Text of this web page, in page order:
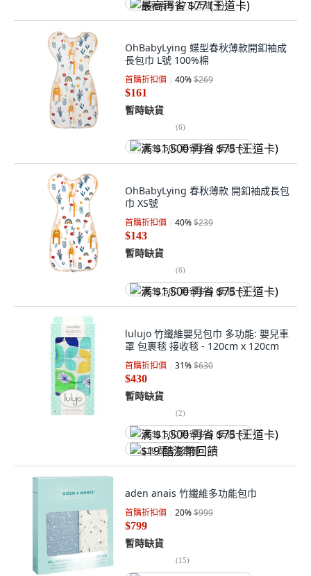
最高再省 $77 (王道卡)
OhBabyLying 蝶型春秋薄款開釦袖成
長包巾 L號 100%棉
首購折扣價 40%$269
$161
暫時缺貨
(6)
满 $1,500 再省 $75 (王道卡)
OhBabyLying 春秋薄款 開釦袖成長包
巾 XS號
首購折扣價 40%$239
$143
暫時缺貨
(6)
满 $1,500 再省 $75 (王道卡)
lulujo 竹纖維嬰兒包巾 多功能: 嬰兒車
罩 包裹毯 接收毯 - 120cm x 120cm
首購折扣價 31%$630
$430
暫時缺貨
(2)
满 $1,500 再省 $75 (王道卡)
$19 酷澎幣回饋
aden anais 竹纖維多功能包巾
首購折扣價 20%$999
$799
暫時缺貨
(15)